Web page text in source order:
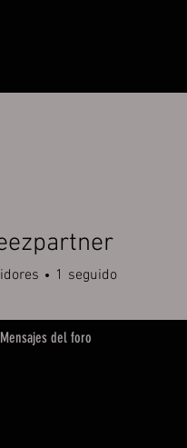
1 seguido
Mensajes del foro